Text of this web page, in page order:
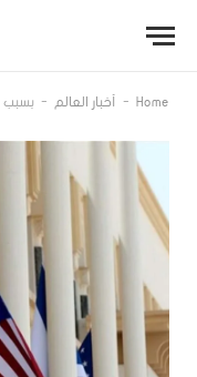
Home
- أخبار العالم - بسبب